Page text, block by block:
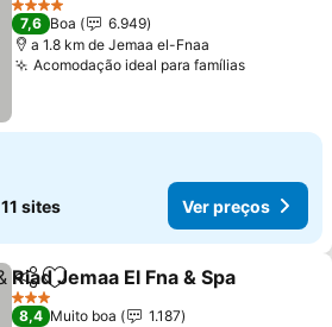
4 Estrelas
7,6 Boa
6.949
a 1.8 km de Jemaa el-Fnaa
Acomodação ideal para famílias
11 sites Ver preços
PartilharAdicionar aos favoritos
Riad Jemaa El Fna & Spa
3 Estrelas
8,4 Muito boa
1.187